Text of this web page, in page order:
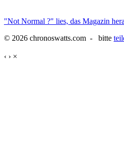
"Not Normal ?" lies, das Magazin
© 2026 chronoswatts.com - bitte
‹ › ×